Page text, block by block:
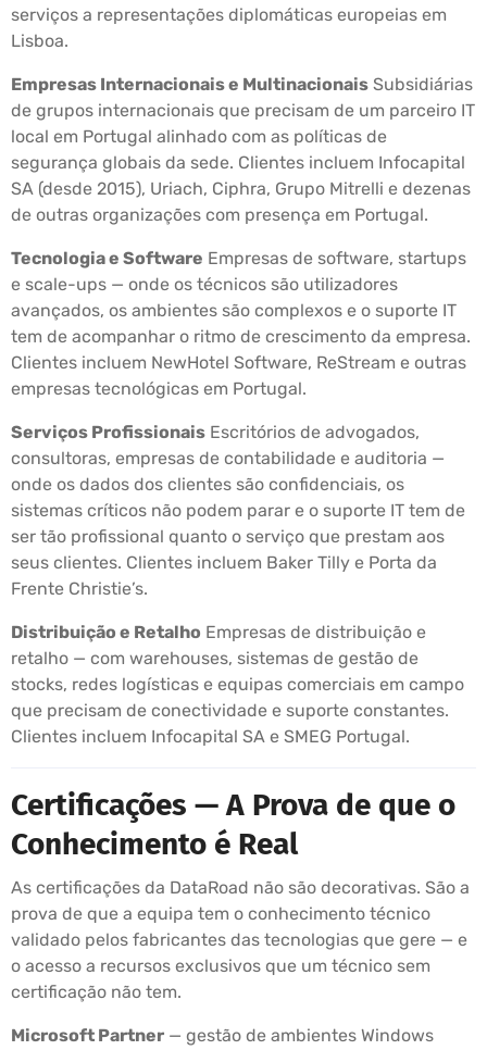
serviços a representações diplomáticas europeias em
Lisboa.
Empresas Internacionais e Multinacionais Subsidiárias
de grupos internacionais que precisam de um parceiro IT
local em Portugal alinhado com as políticas de
segurança globais da sede. Clientes incluem Infocapital
SA (desde 2015), Uriach, Ciphra, Grupo Mitrelli e dezenas
de outras organizações com presença em Portugal.
Tecnologia e Software Empresas de software, startups
e scale-ups — onde os técnicos são utilizadores
avançados, os ambientes são complexos e o suporte IT
tem de acompanhar o ritmo de crescimento da empresa.
Clientes incluem NewHotel Software, ReStream e outras
empresas tecnológicas em Portugal.
Serviços Profissionais Escritórios de advogados,
consultoras, empresas de contabilidade e auditoria —
onde os dados dos clientes são confidenciais, os
sistemas críticos não podem parar e o suporte IT tem de
ser tão profissional quanto o serviço que prestam aos
seus clientes. Clientes incluem Baker Tilly e Porta da
Frente Christie’s.
Distribuição e Retalho Empresas de distribuição e
retalho — com warehouses, sistemas de gestão de
stocks, redes logísticas e equipas comerciais em campo
que precisam de conectividade e suporte constantes.
Clientes incluem Infocapital SA e SMEG Portugal.
Certificações — A Prova de que o
Conhecimento é Real
As certificações da DataRoad não são decorativas. São a
prova de que a equipa tem o conhecimento técnico
validado pelos fabricantes das tecnologias que gere — e
o acesso a recursos exclusivos que um técnico sem
certificação não tem.
Microsoft Partner — gestão de ambientes Windows